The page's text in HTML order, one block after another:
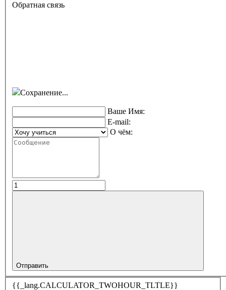
Обратная связь
Сохранение...
Ваше Имя:
E-mail:
О чём:
Отправить
{{_lang.CALCULATOR_TWOHOUR_TLTLE}}